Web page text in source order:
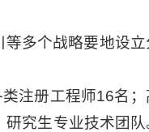
多个战略要地设
注册工程师16名；
究生专业技术团